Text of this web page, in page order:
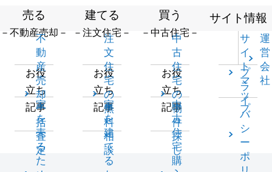
売る
－不動産売却－
不
動
産
売
却
一
括
査
定
お役
立ち
記事
家
を
売
る
た
建てる
－注文住宅－
注
文
住
宅
の
無
料
相
談
お役
立ち
記事
家
を
建
て
る
買う
－中古住宅－
中
古
住
宅
の
物
件
探
し
お役
立ち
記事
中
古
住
宅
購
サイト情報
サ
イ
ト
マ
ッ
プ
運
営
会
社
プ
ラ
イ
バ
シ
ー
ポ